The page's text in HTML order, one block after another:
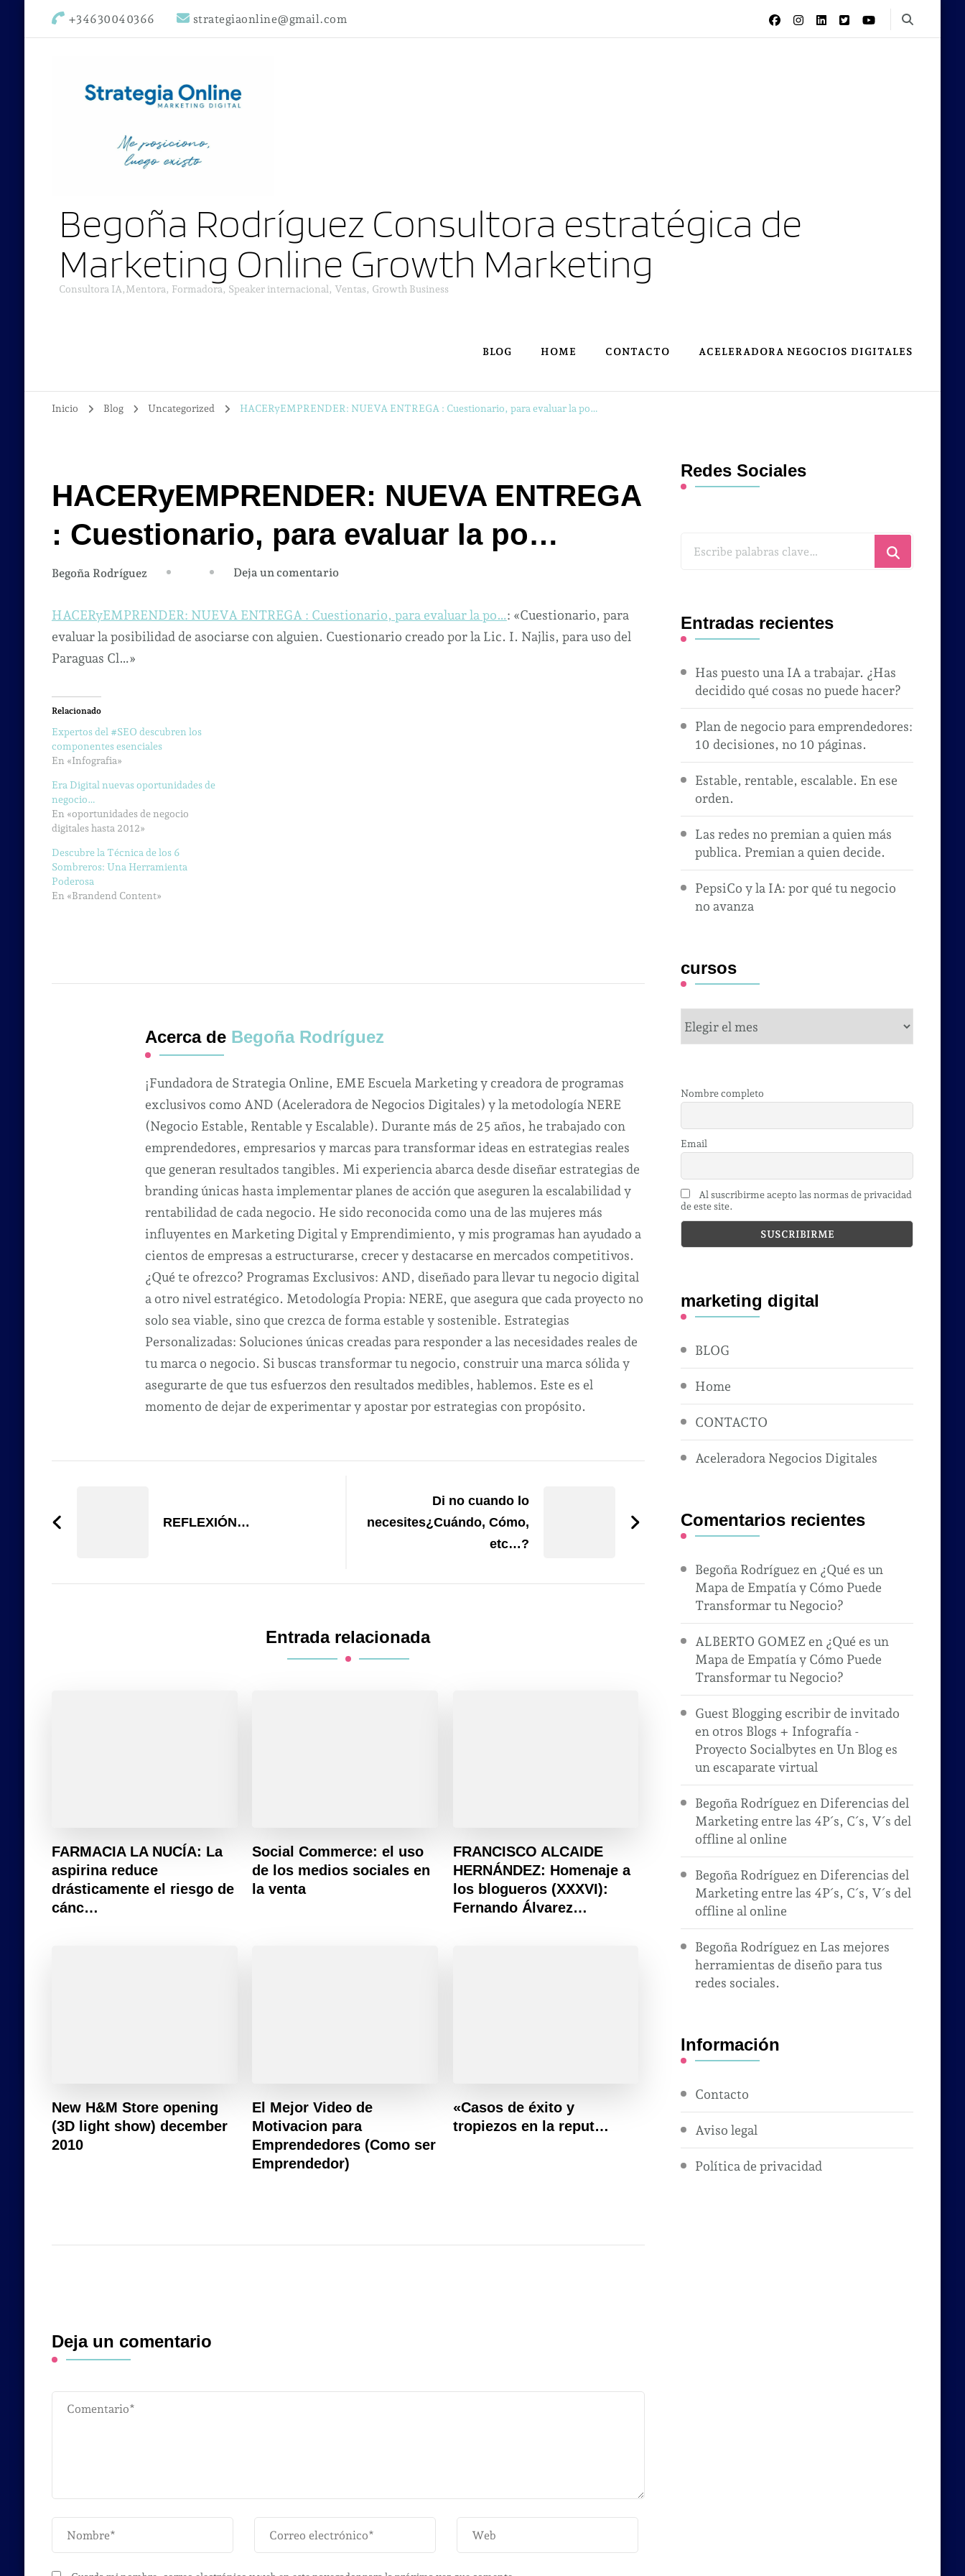
+34630040366 strategiaonline@gmail.com
Begoña Rodríguez Consultora estratégica de
Marketing Online Growth Marketing
Consultora IA,Mentora, Formadora, Speaker internacional, Ventas, Growth Business
BLOG HOME CONTACTO ACELERADORA NEGOCIOS DIGITALES
Inicio Blog Uncategorized HACERyEMPRENDER: NUEVA ENTREGA : Cuestionario, para evaluar la po…
HACERyEMPRENDER: NUEVA ENTREGA
: Cuestionario, para evaluar la po…
Begoña Rodríguez Deja un comentarioen
NUEVA
ENTREGA
HACERyEMPRENDER: NUEVA ENTREGA : Cuestionario, para evaluar la po…: «Cuestionario, para
evaluar la posibilidad de asociarse con alguien. Cuestionario creado por la Lic. I. Najlis, para uso del
Paraguas Cl…»
Relacionado
Expertos del #SEO descubren los
componentes esenciales
En «Infografia»
Era Digital nuevas oportunidades de
negocio…
En «oportunidades de negocio
digitales hasta 2012»
Descubre la Técnica de los 6
Sombreros: Una Herramienta
Poderosa
En «Brandend Content»
Acerca de Begoña Rodríguez
¡Fundadora de Strategia Online, EME Escuela Marketing y creadora de programas
exclusivos como AND (Aceleradora de Negocios Digitales) y la metodología NERE
(Negocio Estable, Rentable y Escalable). Durante más de 25 años, he trabajado con
emprendedores, empresarios y marcas para transformar ideas en estrategias reales
que generan resultados tangibles. Mi experiencia abarca desde diseñar estrategias de
branding únicas hasta implementar planes de acción que aseguren la escalabilidad y
rentabilidad de cada negocio. He sido reconocida como una de las mujeres más
influyentes en Marketing Digital y Emprendimiento, y mis programas han ayudado a
cientos de empresas a estructurarse, crecer y destacarse en mercados competitivos.
¿Qué te ofrezco? Programas Exclusivos: AND, diseñado para llevar tu negocio digital
a otro nivel estratégico. Metodología Propia: NERE, que asegura que cada proyecto no
solo sea viable, sino que crezca de forma estable y sostenible. Estrategias
Personalizadas: Soluciones únicas creadas para responder a las necesidades reales de
tu marca o negocio. Si buscas transformar tu negocio, construir una marca sólida y
asegurarte de que tus esfuerzos den resultados medibles, hablemos. Este es el
momento de dejar de experimentar y apostar por estrategias con propósito.
entradas
REFLEXIÓN…
Di no cuando lo
necesites¿Cuándo, Cómo,
etc…?
Entrada relacionada
FARMACIA LA NUCÍA: La
aspirina reduce
drásticamente el riesgo de
cánc…
Social Commerce: el uso
de los medios sociales en
la venta
FRANCISCO ALCAIDE
HERNÁNDEZ: Homenaje a
los blogueros (XXXVI):
Fernando Álvarez…
New H&M Store opening
(3D light show) december
2010
El Mejor Video de
Motivacion para
Emprendedores (Como ser
Emprendedor)
«Casos de éxito y
tropiezos en la reput…
Deja un comentario
Redes Sociales
¿Buscas
Entradas recientes
Has puesto una IA a trabajar. ¿Has
decidido qué cosas no puede hacer?
Plan de negocio para emprendedores:
10 decisiones, no 10 páginas.
Estable, rentable, escalable. En ese
orden.
Las redes no premian a quien más
publica. Premian a quien decide.
PepsiCo y la IA: por qué tu negocio
no avanza
cursos
cursos
Nombre completo
Email
Al suscribirme acepto las normas de privacidad
de este site.
marketing digital
BLOG
Home
CONTACTO
Aceleradora Negocios Digitales
Comentarios recientes
Begoña Rodríguez en ¿Qué es un
Mapa de Empatía y Cómo Puede
Transformar tu Negocio?
ALBERTO GOMEZ en ¿Qué es un
Mapa de Empatía y Cómo Puede
Transformar tu Negocio?
Guest Blogging escribir de invitado
en otros Blogs + Infografía -
Proyecto Socialbytes en Un Blog es
un escaparate virtual
Begoña Rodríguez en Diferencias del
Marketing entre las 4P´s, C´s, V´s del
offline al online
Begoña Rodríguez en Diferencias del
Marketing entre las 4P´s, C´s, V´s del
offline al online
Begoña Rodríguez en Las mejores
herramientas de diseño para tus
redes sociales.
Información
Contacto
Aviso legal
Política de privacidad